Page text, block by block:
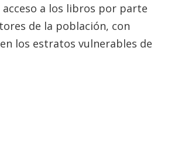
a los libros por parte
de la población, con
los estratos vulnerables de